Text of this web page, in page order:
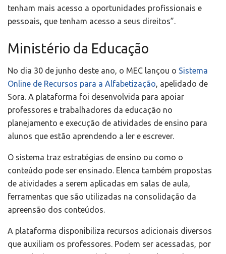
tenham mais acesso a oportunidades profissionais e
pessoais, que tenham acesso a seus direitos”.
Ministério da Educação
No dia 30 de junho deste ano, o MEC lançou o Sistema
Online de Recursos para a Alfabetização, apelidado de
Sora. A plataforma foi desenvolvida para apoiar
professores e trabalhadores da educação no
planejamento e execução de atividades de ensino para
alunos que estão aprendendo a ler e escrever.
O sistema traz estratégias de ensino ou como o
conteúdo pode ser ensinado. Elenca também propostas
de atividades a serem aplicadas em salas de aula,
ferramentas que são utilizadas na consolidação da
apreensão dos conteúdos.
A plataforma disponibiliza recursos adicionais diversos
que auxiliam os professores. Podem ser acessadas, por